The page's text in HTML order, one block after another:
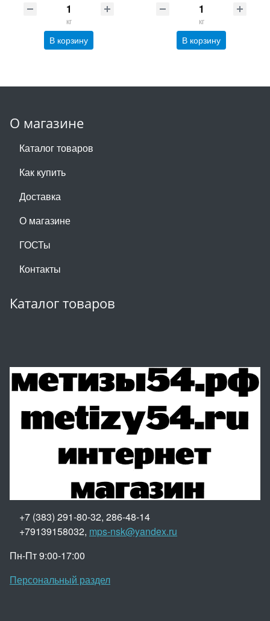
кг
В корзину
кг
В корзину
О магазине
Каталог товаров
Как купить
Доставка
О магазине
ГОСТы
Контакты
Каталог товаров
+7 (383) 291-80-32, 286-48-14
+79139158032, mps-nsk@yandex.ru
Пн-Пт 9:00-17:00
Персональный раздел